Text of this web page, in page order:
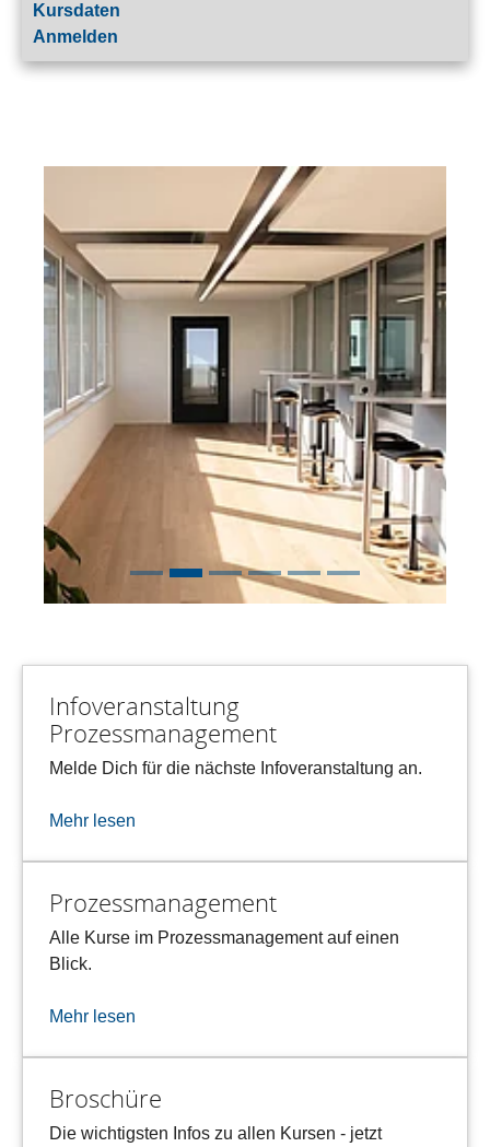
Kursdaten
Anmelden
Infoveranstaltung
Prozessmanagement
Melde Dich für die nächste Infoveranstaltung an.
Mehr lesen
Prozessmanagement
Alle Kurse im Prozessmanagement auf einen
Blick.
Mehr lesen
Broschüre
Die wichtigsten Infos zu allen Kursen - jetzt